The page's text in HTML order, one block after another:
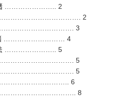
储 ………………….. 2
2
3
储 ……………………… 4
法 ………………….. 5
5
5
…………………………….. 6
8